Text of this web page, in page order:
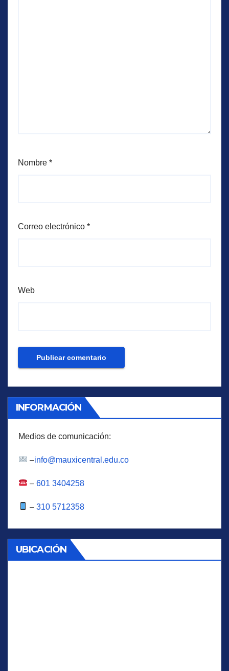
Nombre *
Correo electrónico *
Web
INFORMACIÓN
Medios de comunicación:
–info@mauxicentral.edu.co
–601 3404258
–310 5712358
UBICACIÓN